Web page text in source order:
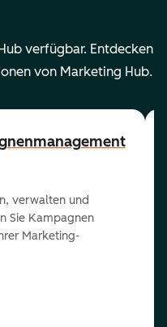
verfügbar. Entdecken
von Marketing Hub.
verwalten und
Sie Kampagnen
Marketing-